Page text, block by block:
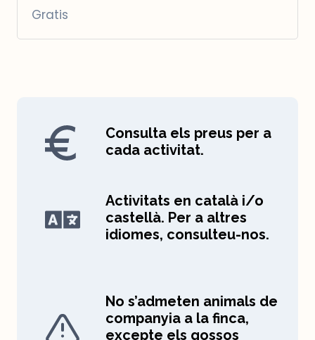
Gratis
Consulta els preus per a
cada activitat.
Activitats en català i/o
castellà. Per a altres
idiomes, consulteu-nos.
No s’admeten animals de
companyia a la finca,
excepte els gossos